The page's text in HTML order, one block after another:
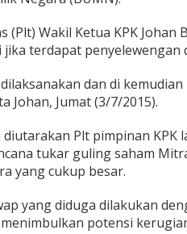
(Plt) Wakil Ketua KPK
terdapat penyelewengan
dan di
Johan, Jumat (3/7/2015).
diutarakan Plt pimpinan KPK
tukar guling saham
yang cukup besar.
yang diduga dilakukan
potensi